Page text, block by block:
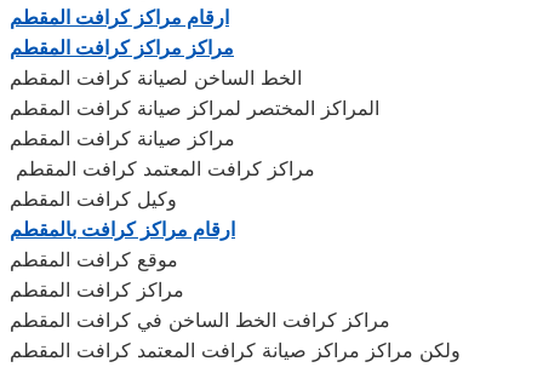
ارقام مراكز كرافت المقطم
مراكز مراكز كرافت المقطم
الخط الساخن لصيانة كرافت المقطم
المراكز المختصر لمراكز صيانة كرافت المقطم
مراكز صيانة كرافت المقطم
مراكز كرافت المعتمد كرافت المقطم
وكيل كرافت المقطم
ارقام مراكز كرافت بالمقطم
موقع كرافت المقطم
مراكز كرافت المقطم
مراكز كرافت الخط الساخن في كرافت المقطم
ولكن مراكز مراكز صيانة كرافت المعتمد كرافت المقطم